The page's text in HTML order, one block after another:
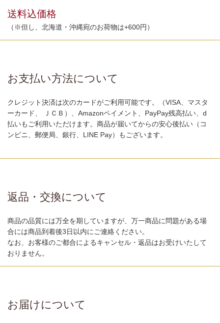
送料込価格
（※但し、北海道・沖縄宛のお荷物は+600円）
お支払い方法について
クレジット決済は次のカードがご利用可能です。（VISA、マスタ
ーカード、 ＪＣＢ）、Amazonペイメント、PayPay残高払い、d
払いもご利用いただけます。商品が届いてからの安心後払い（コ
ンビニ、郵便局、銀行、LINE Pay）もございます。
返品・交換について
商品の品質には万全を期していますが、万一商品に問題がある場
合には商品到着後3日以内にご連絡ください。
なお、お客様のご都合によるキャンセル・返品はお受けいたして
おりません。
お届けについて